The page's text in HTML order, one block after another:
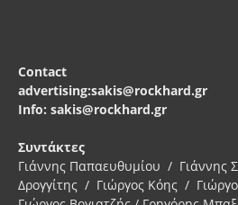
Contact
advertising:sakis@rockhard.gr
Info: sakis@rockhard.gr
Συντάκτες
Γιάννης Παπαευθυμίου / Γιάννης
Δρογγίτης / Γιώργος Κόης /